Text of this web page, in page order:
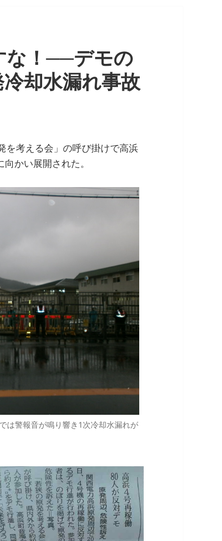
な！──デモの
却水漏れ事故
を考える会」の呼び掛けで高浜
かい展開された。
は警報音が鳴り響き1次冷却水漏れが